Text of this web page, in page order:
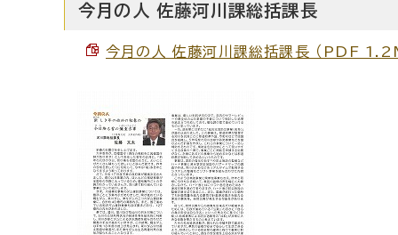
今月の人 佐藤河川課総括課長
今月の人 佐藤河川課総括課長 （PDF